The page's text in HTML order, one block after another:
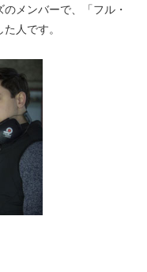
メンバーで、「フル・
人です。